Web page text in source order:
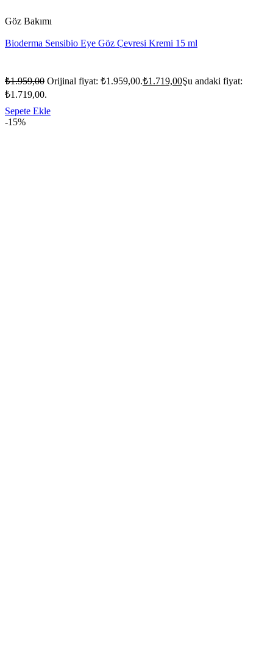
Göz Bakımı
Bioderma Sensibio Eye Göz Çevresi Kremi 15 ml
₺1.959,00 Orijinal fiyat: ₺1.959,00.₺1.719,00Şu andaki fiyat:
₺1.719,00.
Sepete Ekle
-15%